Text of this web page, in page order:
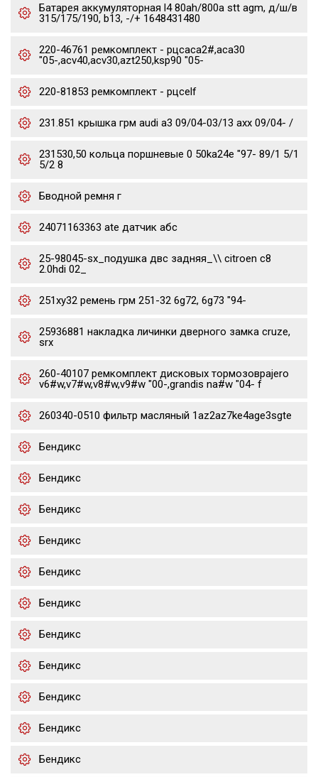
Батарея аккумуляторная l4 80ah/800a stt agm, д/ш/в
315/175/190, b13, -/+ 1648431480
220-46761 ремкомплект - рцсaca2#,aca30
"05-,acv40,acv30,azt250,ksp90 "05-
220-81853 ремкомплект - рцсelf
231.851 крышка грм audi a3 09/04-03/13 axx 09/04- /
231530,50 кольца поршневые 0 50ka24e "97- 89/1 5/1
5/2 8
Бводной ремня г
24071163363 ate датчик абс
25-98045-sx_подушка двс задняя_\\ citroen c8
2.0hdi 02_
251xy32 ремень грм 251-32 6g72, 6g73 "94-
25936881 накладка личинки дверного замка cruze,
srx
260-40107 ремкомплект дисковых тормозовpajero
v6#w,v7#w,v8#w,v9#w "00-,grandis na#w "04- f
260340-0510 фильтр масляный 1az2az7ke4age3sgte
Бендикс
Бендикс
Бендикс
Бендикс
Бендикс
Бендикс
Бендикс
Бендикс
Бендикс
Бендикс
Бендикс